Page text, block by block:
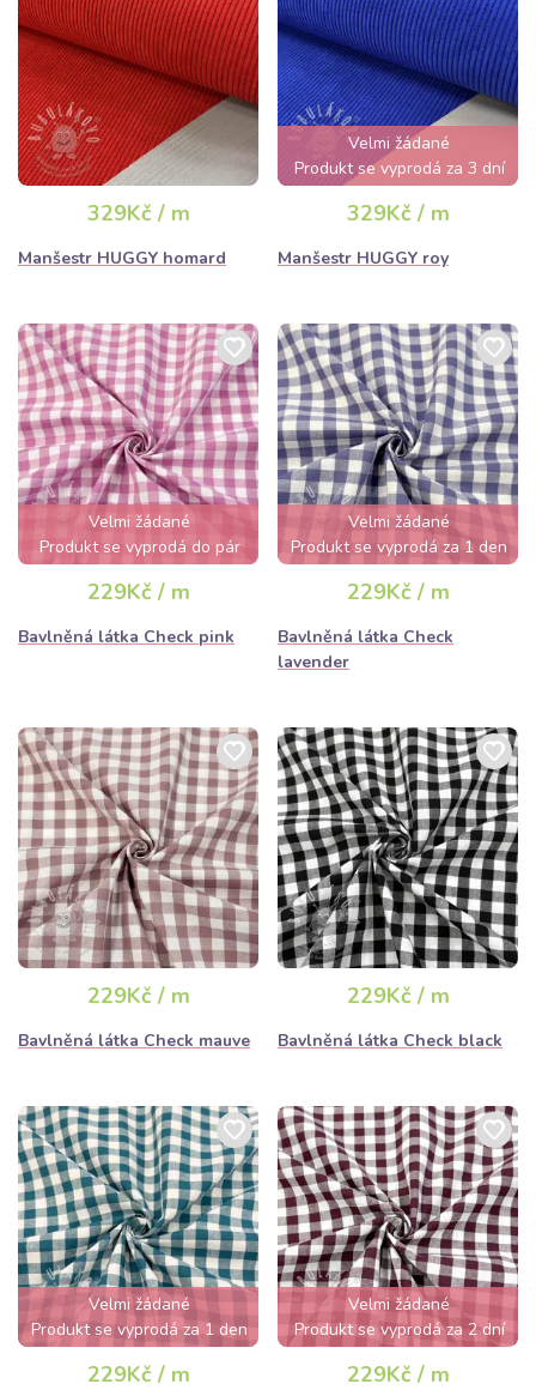
329Kč / m
Manšestr HUGGY homard
Velmi žádané
Produkt se vyprodá za 3 dní
329Kč / m
Manšestr HUGGY roy
Velmi žádané
Produkt se vyprodá do pár
hodin
229Kč / m
Bavlněná látka Check pink
Velmi žádané
Produkt se vyprodá za 1 den
229Kč / m
Bavlněná látka Check
lavender
229Kč / m
Bavlněná látka Check mauve
229Kč / m
Bavlněná látka Check black
Velmi žádané
Produkt se vyprodá za 1 den
229Kč / m
Velmi žádané
Produkt se vyprodá za 2 dní
229Kč / m